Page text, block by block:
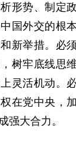
形势、制定
国外交的根
新举措。必
树牢底线思
灵活机动。
在党中央，
强大合力。